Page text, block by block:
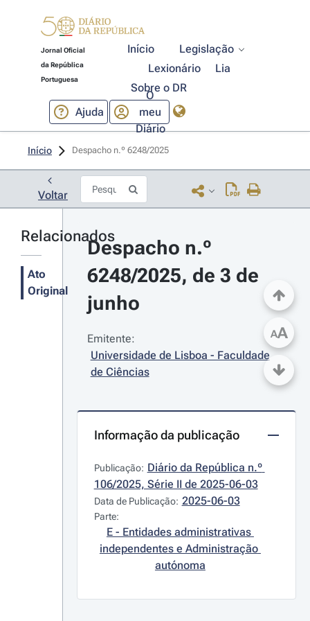
Jornal Oficial
da República
Portuguesa
Início
Legislação
Lexionário
Lia
Sobre o DR
Ajuda
O
meu
Diário
Início Despacho n.º 6248/2025
Voltar
Relacionados
Ato
Original
Despacho n.º
6248/2025, de 3 de
junho
Emitente:
Universidade de Lisboa - Faculdade
de Ciências
Informação da publicação
Publicação: Diário da República n.º
106/2025, Série II de 2025-06-03
Data de Publicação: 2025-06-03
Parte:
E - Entidades administrativas
independentes e Administração
autónoma
AA